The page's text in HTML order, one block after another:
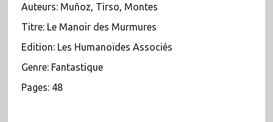
Auteurs: Muñoz, Tirso, Montes
Titre: Le Manoir des Murmures
Edition: Les Humanoïdes Associés
Genre: Fantastique
Pages: 48